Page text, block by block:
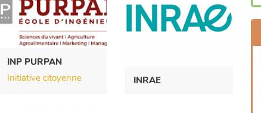
INP PURPAN
Initiative citoyenne
INRAE